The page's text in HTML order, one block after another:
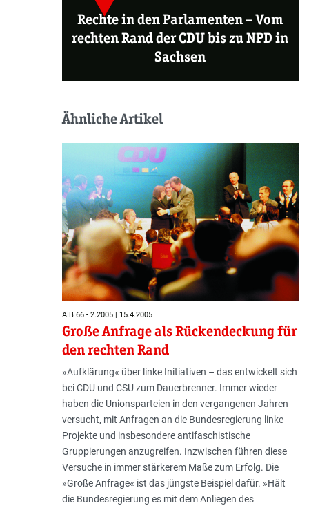
Rechte in den Parlamenten –Vom
rechten Rand der CDU bis zu NPD in
Sachsen
Ähnliche Artikel
AIB 66 - 2.2005 | 15.4.2005
Große Anfrage als Rückendeckung für
den rechten Rand
»Aufklärung« über linke Initiativen – das entwickelt sich
bei CDU und CSU zum Dauerbrenner. Immer wieder
haben die Unionsparteien in den vergangenen Jahren
versucht, mit Anfragen an die Bundesregierung linke
Projekte und insbesondere antifaschistische
Gruppierungen anzugreifen. Inzwischen führen diese
Versuche in immer stärkerem Maße zum Erfolg. Die
»Große Anfrage« ist das jüngste Beispiel dafür. »Hält
die Bundesregierung es mit dem Anliegen des